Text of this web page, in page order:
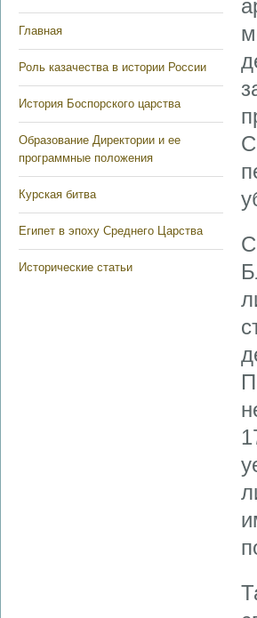
Главная
Роль казачества в истории России
История Боспорского царства
Образование Директории и ее
программные положения
Курская битва
Египет в эпоху Среднего Царства
Исторические статьи